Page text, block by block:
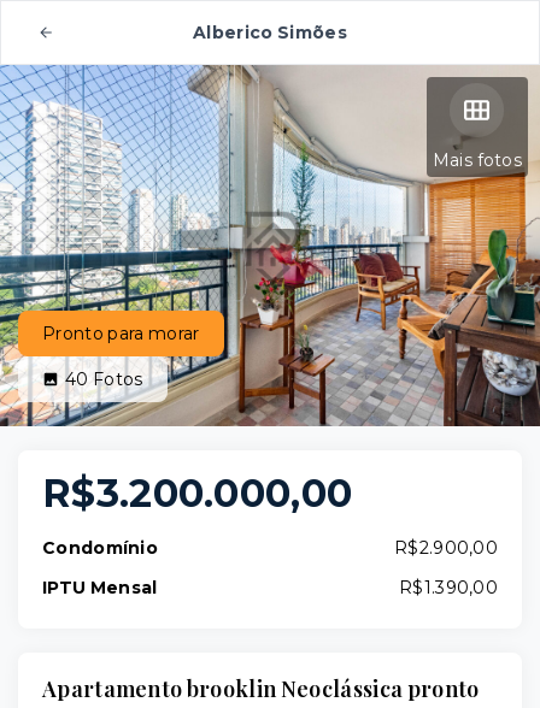
Alberico Simões
Mais fotos
Pronto para morar
40Fotos
R$3.200.000,00
Condomínio
R$2.900,00
IPTU Mensal
R$1.390,00
Apartamento brooklin Neoclássica pronto